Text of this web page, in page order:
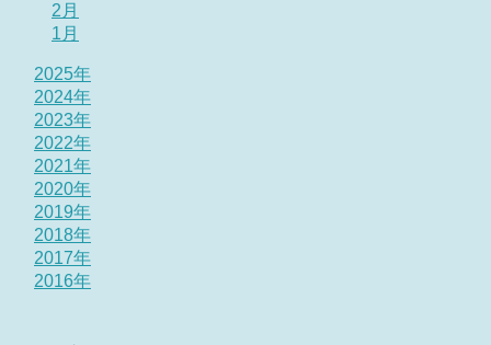
2月
1月
2025年
2024年
2023年
2022年
2021年
2020年
2019年
2018年
2017年
2016年